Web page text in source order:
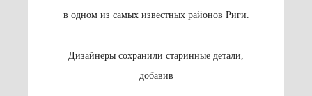
в одном из самых известных районов Риги.
Дизайнеры сохранили старинные детали,
добавив